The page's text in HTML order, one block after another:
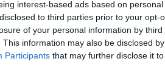
interest-based ads based on
to third parties prior to your opt-
of your personal information by third
This information may also be disclosed
Participants that may further disclose it
συμπερίληψη.»
πραγματοποιήθηκε με τα
έγκυρης Γνώσης που οπλίζει
προκατάληψη.